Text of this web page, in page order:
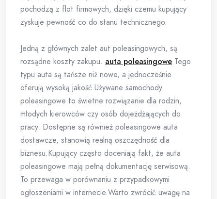
pochodzą z flot firmowych, dzięki czemu kupujący
zyskuje pewność co do stanu technicznego.
Jedną z głównych zalet aut poleasingowych, są
rozsądne koszty zakupu. auta poleasingowe Tego
typu auta są tańsze niż nowe, a jednocześnie
oferują wysoką jakość.Używane samochody
poleasingowe to świetne rozwiązanie dla rodzin,
młodych kierowców czy osób dojeżdżających do
pracy. Dostępne są również poleasingowe auta
dostawcze, stanowią realną oszczędność dla
biznesu.Kupujący często doceniają fakt, że auta
poleasingowe mają pełną dokumentację serwisową.
To przewaga w porównaniu z przypadkowymi
ogłoszeniami w internecie.Warto zwrócić uwagę na